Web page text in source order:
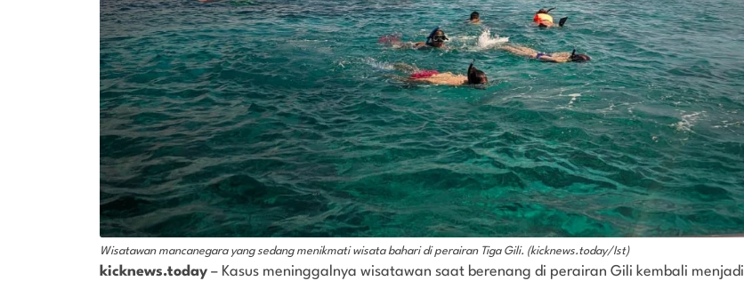
Wisatawan mancanegara yang sedang menikmati wisata bahari di perairan Tiga Gili. (kicknews.today/Ist)
kicknews.today – Kasus meninggalnya wisatawan saat berenang di perairan Gili kembali menjadi